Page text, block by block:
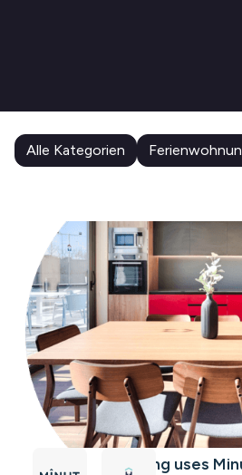
Alle Kategorien
How Livensa Living uses